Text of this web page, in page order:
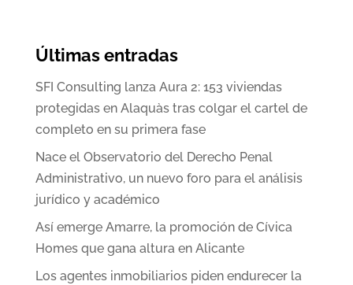
Últimas entradas
SFI Consulting lanza Aura 2: 153 viviendas
protegidas en Alaquàs tras colgar el cartel de
completo en su primera fase
Nace el Observatorio del Derecho Penal
Administrativo, un nuevo foro para el análisis
jurídico y académico
Así emerge Amarre, la promoción de Cívica
Homes que gana altura en Alicante
Los agentes inmobiliarios piden endurecer la